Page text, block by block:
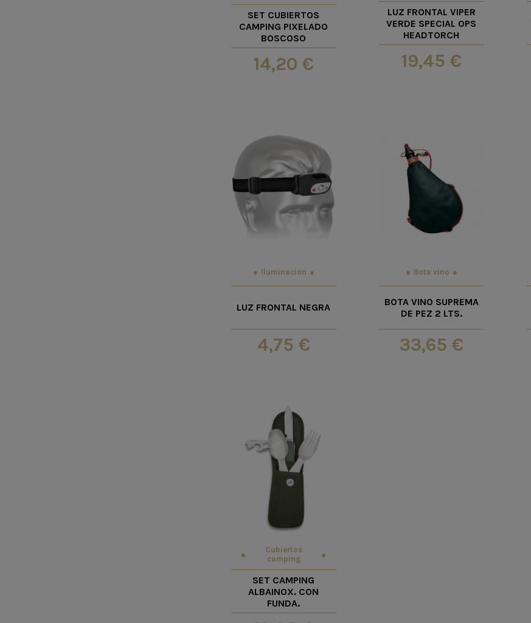
SET CUBIERTOS
CAMPING PIXELADO
BOSCOSO
14,20 €
LUZ FRONTAL VIPER
VERDE SPECIAL OPS
HEADTORCH
19,45 €
Iluminacion
LUZ FRONTAL NEGRA
4,75 €
Bota vino
BOTA VINO SUPREMA
DE PEZ 2 LTS.
33,65 €
Cubiertos
camping
SET CAMPING
ALBAINOX. CON
FUNDA.